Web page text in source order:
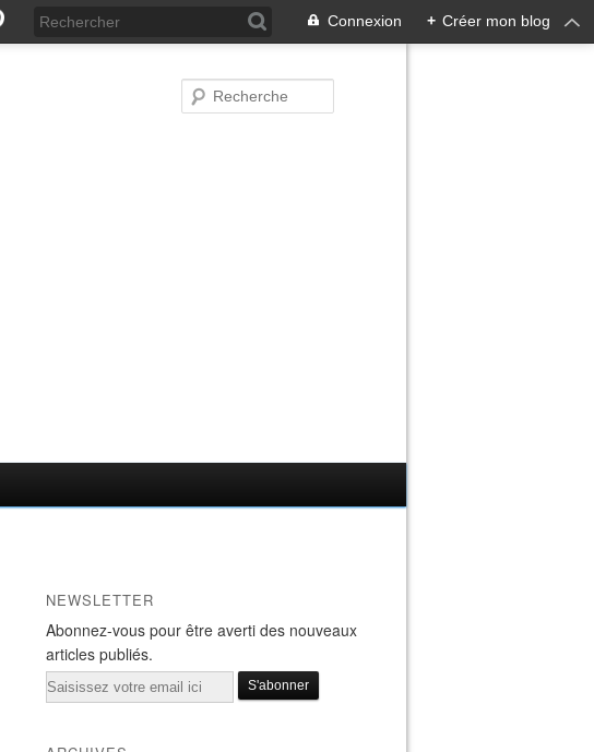
Connexion + Créer mon blog
NEWSLETTER
Abonnez-vous pour être averti des nouveaux
articles publiés.
Email